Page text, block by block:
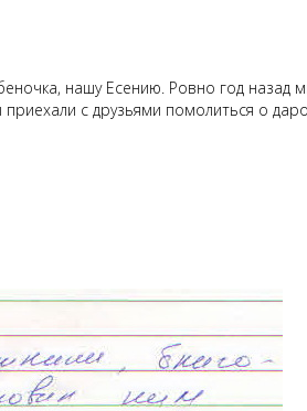
нашу Есению. Ровно год назад
с друзьями помолиться о